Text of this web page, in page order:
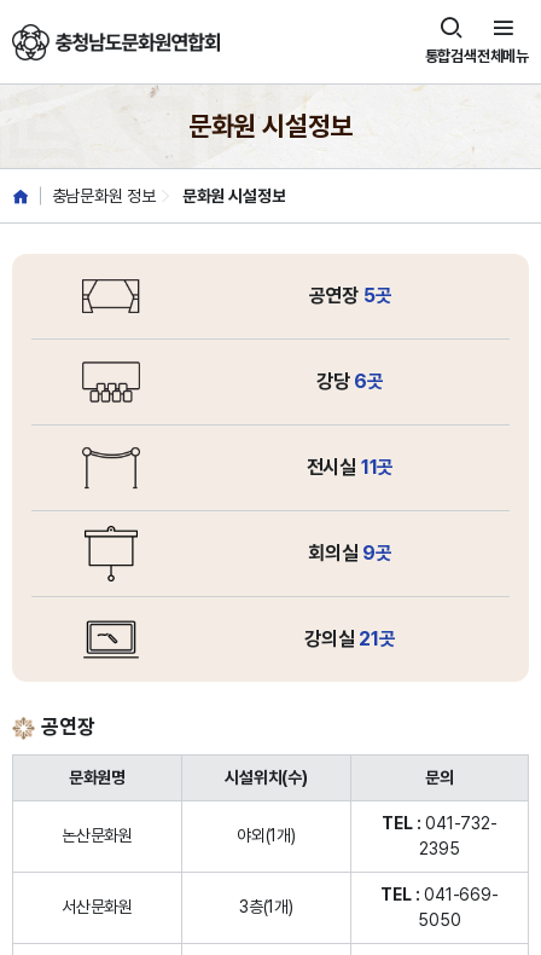
충청남도문화원연합회
통합검색전체메뉴
문화원 시설정보
충남문화원 정보 문화원 시설정보
공연장 5곳
강당 6곳
전시실 11곳
회의실 9곳
강의실 21곳
공연장
문화원명 시설위치(수) 문의
논산문화원 야외(1개)
TEL : 041-732-
2395
서산문화원 3층(1개)
TEL : 041-669-
5050